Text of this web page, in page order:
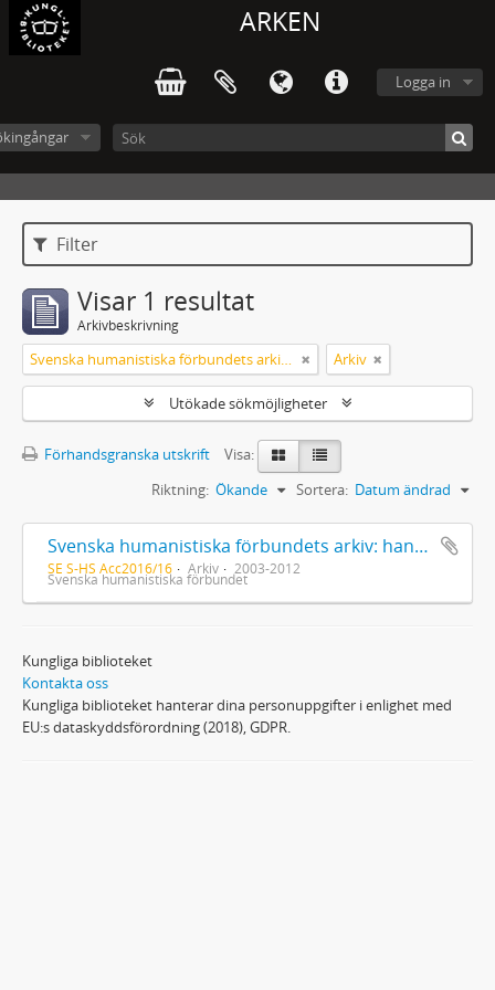
ARKEN
Logga in
Filter
Visar 1 resultat
Arkivbeskrivning
Svenska humanistiska förbundets arkiv: handlingar 2003-2012 Arkiv
Utökade sökmöjligheter
Förhandsgranska utskrift
Visa:
Sortera: Datum ändrad
Riktning: Ökande
Svenska humanistiska förbundets arkiv: handlingar 2003-2012
SE S-HS Acc2016/16 Arkiv 2003-2012
Svenska humanistiska förbundet
Kungliga biblioteket
Kontakta oss
Kungliga biblioteket hanterar dina personuppgifter i enlighet med
EU:s dataskyddsförordning (2018), GDPR.